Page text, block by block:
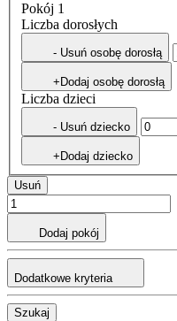
Pokój 1
Liczba dorosłych
- Usuń osobę dorosłą
+Dodaj osobę dorosłą
Liczba dzieci
- Usuń dziecko
+Dodaj dziecko
Usuń
Dodaj pokój
Dodatkowe kryteria
Szukaj